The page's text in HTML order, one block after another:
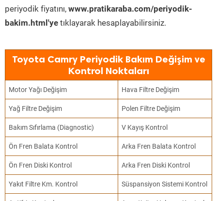
periyodik fiyatını, www.pratikaraba.com/periyodik-
bakim.html'ye tıklayarak hesaplayabilirsiniz.
Toyota Camry Periyodik Bakım Değişim ve
Kontrol Noktaları
Motor Yağı Değişim Hava Filtre Değişim
Yağ Filtre Değişim Polen Filtre Değişim
Bakım Sıfırlama (Diagnostic) V Kayış Kontrol
Ön Fren Balata Kontrol Arka Fren Balata Kontrol
Ön Fren Diski Kontrol Arka Fren Diski Kontrol
Yakıt Filtre Km. Kontrol Süspansiyon Sistemi Kontrol